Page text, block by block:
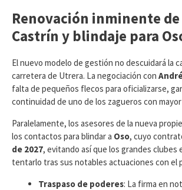
Renovación inminente de
Castrín y blindaje para
​El nuevo modelo de gestión no descuidará la
carretera de Utrera. La negociación con
falta de pequeños flecos para oficializarse,
continuidad de uno de los zagueros con
Paralelamente, los asesores de la nueva
los contactos para blindar a Oso, cuyo
de 2027, evitando así que los grandes
tentarlo tras sus notables actuaciones con el
Traspaso de poderes: La firma en